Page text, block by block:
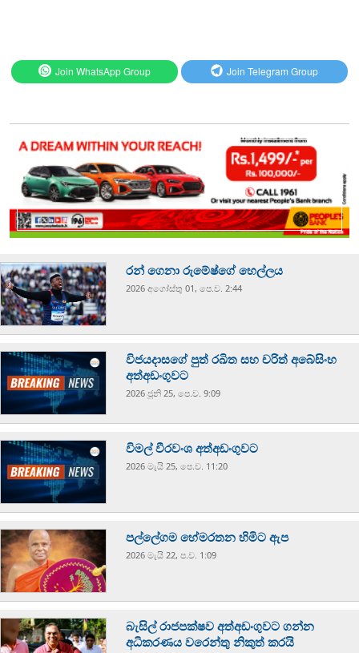
Join WhatsApp Group Join Telegram Group
රන් ගෙනා රුමේෂ්ගේ හෙල්ලය
2026 අගෝස්‍තු 01, පෙ.ව. 2:44
විජයදාසගේ පුත් රඛිත සහ චරිත් අබේසිංහ
අත්අඩංගුවට
2026 ජූනි 25, පෙ.ව. 9:09
විමල් වීරවංශ අත්අඩංගුවට
2026 මැයි 25, පෙ.ව. 11:20
පල්ලේගම හේමරතන හිමිට ඇප
2026 මැයි 22, ප.ව. 1:09
බැසිල් රාජපක්ෂව අත්අඩංගුවට ගන්න
අධිකරණය වරෙන්තු නිකුත් කරයි